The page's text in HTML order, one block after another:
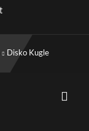
Disko Kugle